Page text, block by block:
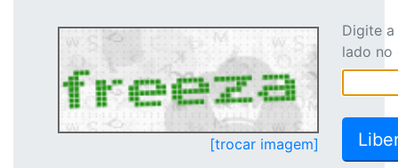
[trocar imagem]
Digite
lado no